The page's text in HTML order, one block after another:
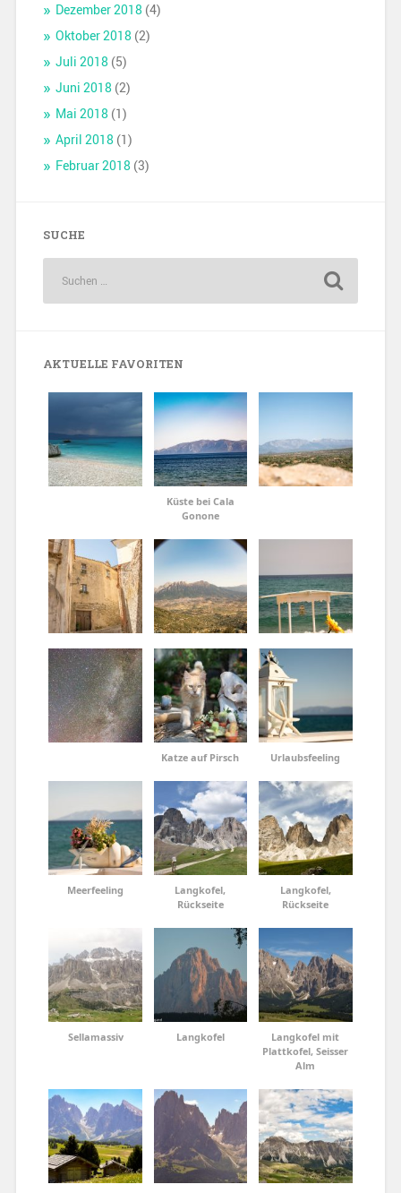
Dezember 2018 (4)
Oktober 2018 (2)
Juli 2018 (5)
Juni 2018 (2)
Mai 2018 (1)
April 2018 (1)
Februar 2018 (3)
SUCHE
AKTUELLE FAVORITEN
Küste bei Cala
Gonone
Katze auf Pirsch Urlaubsfeeling
Meerfeeling
Langkofel,
Rückseite
Langkofel,
Rückseite
Sellamassiv Langkofel
Langkofel mit
Plattkofel, Seisser
Alm